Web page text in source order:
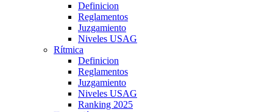
Definicion
Reglamentos
Juzgamiento
Niveles USAG
Rítmica
Definicion
Reglamentos
Juzgamiento
Niveles USAG
Ranking 2025